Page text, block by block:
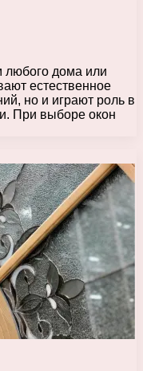
дома или
естественное
но и играют роль в
При выборе окон